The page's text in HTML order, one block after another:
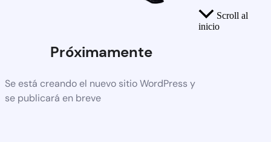
Próximamente
Se está creando el nuevo sitio WordPress y
se publicará en breve
Scroll al
inicio